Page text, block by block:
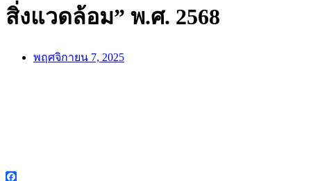
สิ่งแวดล้อม” พ.ศ. 2568
พฤศจิกายน 7, 2025